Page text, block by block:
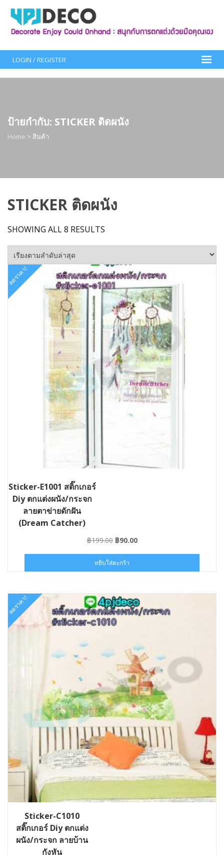
content
LOGIN / REGISTER
ป้ายกำกับ: STICKER ติดผนัง
Home > สินค้า
STICKER ติดผนัง
SHOWING ALL 8 RESULTS
ลดราคา!
Sticker-E1001 สติ๊กเกอร์
Diy ตกแต่งผนัง/กระจก
ลายตาข่ายดักฝัน
(Dream Catcher)
฿199.00 Original
was:
฿199.00.
฿90.00Current
฿90.00.
หยิบใส่ตะกร้า
ลดราคา!
Sticker-C1010
สติ๊กเกอร์ Diy ตกแต่ง
ผนัง/กระจก ลายบ้าน
กังหัน